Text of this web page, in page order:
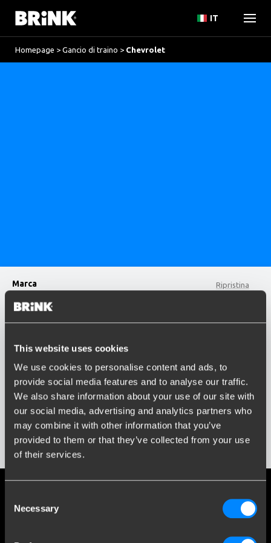
This website uses cookies
We use cookies to personalise content and ads, to
provide social media features and to analyse our traffic.
We also share information about your use of our site with
our social media, advertising and analytics partners who
may combine it with other information that you’ve
provided to them or that they’ve collected from your use
of their services.
Selection
Necessary
IT
Homepage > Gancio di traino > Chevrolet
Ripristina
Marca
CHEVROLET
Digita o seleziona il modello...
Anno di costruzione
Inserisci o seleziona l'anno...
Mostra i risultati
Social media
Rimani informato sulle ultime novità
Dal 1903, Brink è cresciuta da una piccola fucina a un'azienda